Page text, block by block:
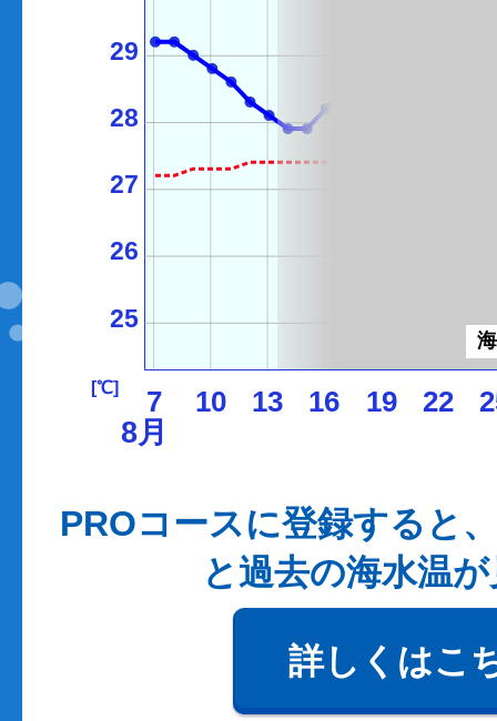
7 10 13 16 19 22
25
26
27
28
29
[℃]
8月
PROコースに登録すると
と過去の海水温
詳しくはこ